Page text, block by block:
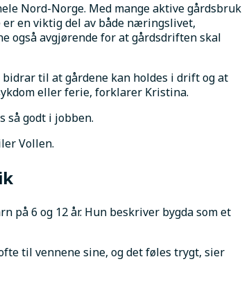
Nord-Norge. Med mange aktive gårdsbruk
en viktig del av både næringslivet,
også avgjørende for at gårdsdriften skal
til at gårdene kan holdes i drift og at
eller ferie, forklarer Kristina.
så godt i jobben.
Vollen.
på 6 og 12 år. Hun beskriver bygda som et
til vennene sine, og det føles trygt, sier